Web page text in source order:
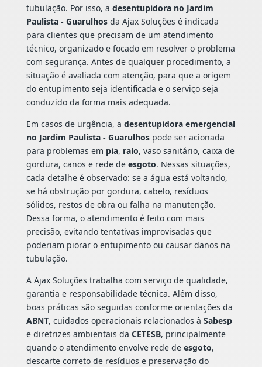
tubulação. Por isso, a desentupidora no Jardim
Paulista - Guarulhosda Ajax Soluções é indicada
para clientes que precisam de um atendimento
técnico, organizado e focado em resolver o problema
com segurança. Antes de qualquer procedimento, a
situação é avaliada com atenção, para que a origem
do entupimento seja identificada e o serviço seja
conduzido da forma mais adequada.
Em casos de urgência, a desentupidora emergencial
no Jardim Paulista - Guarulhospode ser acionada
para problemas em pia, ralo, vaso sanitário, caixa de
gordura, canos e rede de esgoto. Nessas situações,
cada detalhe é observado: se a água está voltando,
se há obstrução por gordura, cabelo, resíduos
sólidos, restos de obra ou falha na manutenção.
Dessa forma, o atendimento é feito com mais
precisão, evitando tentativas improvisadas que
poderiam piorar o entupimento ou causar danos na
tubulação.
A Ajax Soluções trabalha com serviço de qualidade,
garantia e responsabilidade técnica. Além disso,
boas práticas são seguidas conforme orientações da
ABNT, cuidados operacionais relacionados à Sabesp
e diretrizes ambientais da CETESB, principalmente
quando o atendimento envolve rede de esgoto,
descarte correto de resíduos e preservação do